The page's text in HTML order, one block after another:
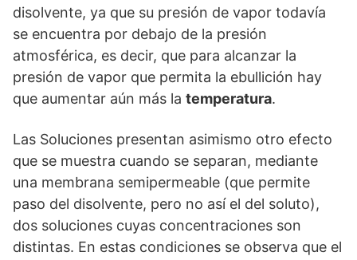
disolvente, ya que su presión de vapor todavía
se encuentra por debajo de la presión
atmosférica, es decir, que para alcanzar la
presión de vapor que permita la ebullición hay
que aumentar aún más la temperatura.
Las Soluciones presentan asimismo otro efecto
que se muestra cuando se separan, mediante
una membrana semipermeable (que permite
paso del disolvente, pero no así el del soluto),
dos soluciones cuyas concentraciones son
distintas. En estas condiciones se observa que el